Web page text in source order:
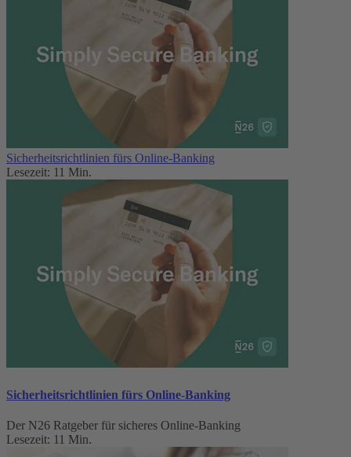
Sicherheitsrichtlinien fürs Online-Banking
Lesezeit: 11 Min.
Sicherheitsrichtlinien fürs Online-Banking
Der N26 Ratgeber für sicheres Online-Banking
Lesezeit: 11 Min.